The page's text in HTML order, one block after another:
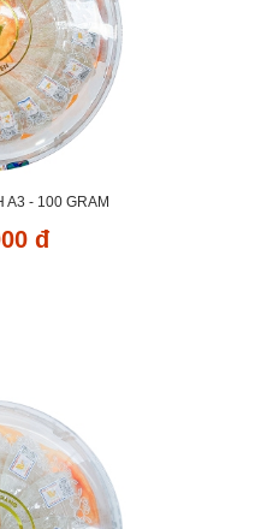
A3 - 100 GRAM
đ